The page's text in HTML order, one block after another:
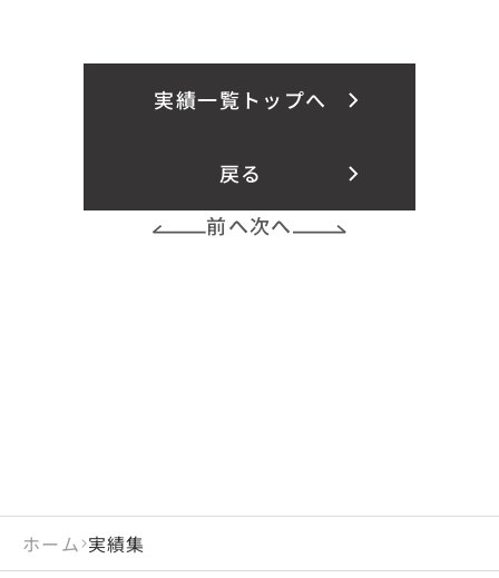
実績一覧トップへ
戻る
前へ次へ
ホーム 実績集